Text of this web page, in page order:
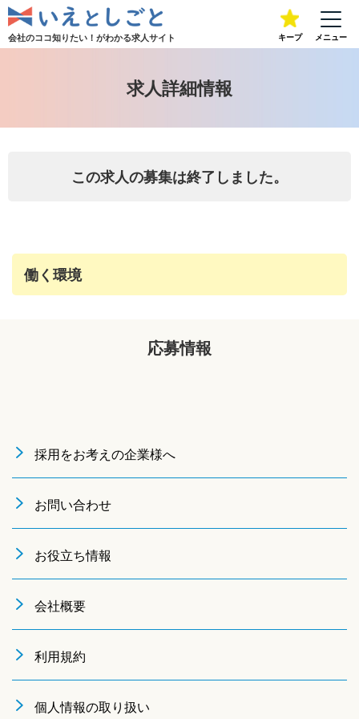
会社のココ知りたい！がわかる求人サイト キープ メニュー
求人詳細情報
この求人の募集は終了しました。
働く環境
応募情報
採用をお考えの企業様へ
お問い合わせ
お役立ち情報
会社概要
利用規約
個人情報の取り扱い